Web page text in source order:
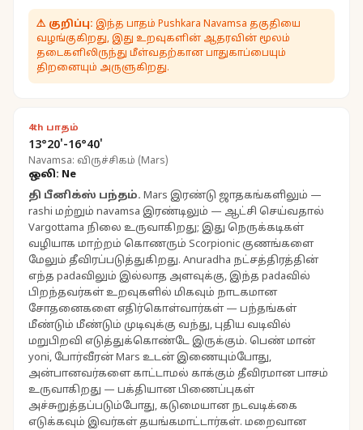
⚠ குறிப்பு: இந்த பாதம் Pushkara Navamsa தகுதியை
வழங்குகிறது, இது உறவுகளின் ஆதரவின் மூலம்
தடைகளிலிருந்து மீள்வதற்கான பாதுகாப்பையும்
திறனையும் அருளுகிறது.
4th பாதம்
13°20'-16°40'
Navamsa: விருச்சிகம் (Mars)
ஒலி: Ne
தி பீனிக்ஸ் பந்தம். Mars இரண்டு ஜாதகங்களிலும் —
rashi மற்றும் navamsa இரண்டிலும் — ஆட்சி செய்வதால்
Vargottama நிலை உருவாகிறது; இது நெருக்கடிகள்
வழியாக மாற்றம் கொணரும் Scorpionic குணங்களை
மேலும் தீவிரப்படுத்துகிறது. Anuradha நட்சத்திரத்தின்
எந்த padaவிலும் இல்லாத அளவுக்கு, இந்த padaவில்
பிறந்தவர்கள் உறவுகளில் மிகவும் நாடகமான
சோதனைகளை எதிர்கொள்வார்கள் — பந்தங்கள்
மீண்டும் மீண்டும் முடிவுக்கு வந்து, புதிய வடிவில்
மறுபிறவி எடுத்துக்கொண்டே இருக்கும். பெண் மான்
yoni, போர்வீரன் Mars உடன் இணையும்போது,
அன்பானவர்களை காட்டாமல் காக்கும் தீவிரமான பாசம்
உருவாகிறது — பக்தியான பிணைப்புகள்
அச்சுறுத்தப்படும்போது, கடுமையான நடவடிக்கை
எடுக்கவும் இவர்கள் தயங்கமாட்டார்கள். மறைவான